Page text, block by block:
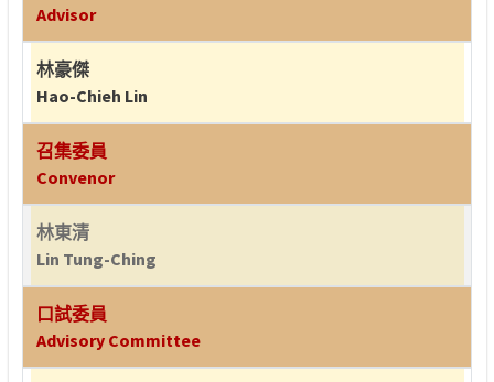
Advisor
林豪傑
Hao-Chieh Lin
召集委員
Convenor
林東清
Lin Tung-Ching
口試委員
Advisory Committee